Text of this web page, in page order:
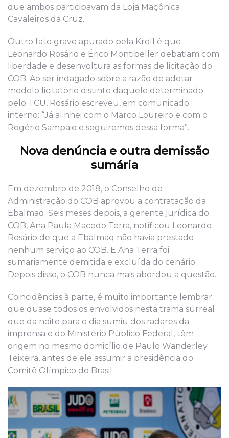
que ambos participavam da Loja Maçônica
Cavaleiros da Cruz.
Outro fato grave apurado pela Kroll
é que
Leonardo Rosário e Érico Montibeller debatiam com
liberdade e desenvoltura as formas de licitação do
COB. Ao ser indagado sobre a razão de adotar
modelo licitatório distinto daquele determinado
pelo TCU, Rosário escreveu, em comunicado
interno: “Já alinhei com o Marco Loureiro e com o
Rogério Sampaio e seguiremos dessa forma”.
Nova denúncia e outra demissão
sumária
Em dezembro de 2018, o Conselho de
Administração do COB aprovou a contratação da
Ebalmaq. Seis meses depois, a gerente jurídica do
COB, Ana Paula Macedo Terra, notificou Leonardo
Rosário de que a Ebalmaq não havia prestado
nenhum serviço ao COB. E Ana Terra foi
sumariamente demitida e excluída do cenário.
Depois disso, o COB nunca mais abordou a questão.
Coincidências à parte, é muito importante lembrar
que quase todos os envolvidos nesta trama surreal
que da noite para o dia sumiu dos radares da
imprensa e do Ministério Público Federal, têm
origem no mesmo domicílio de Paulo Wanderley
Teixeira, antes de ele assumir a presidência do
Comitê Olímpico do Brasil.